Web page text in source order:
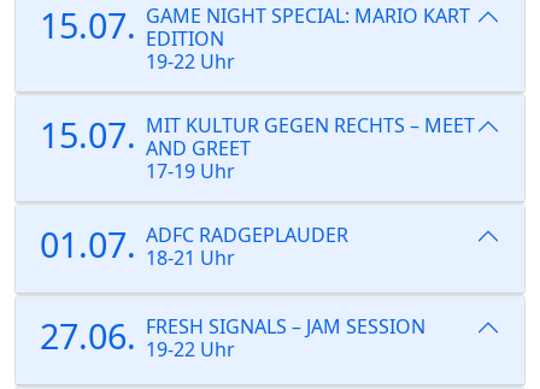
15.07. GAME NIGHT SPECIAL: MARIO KART
EDITION
19-22 Uhr
15.07. MIT KULTUR GEGEN RECHTS – MEET
AND GREET
17-19 Uhr
01.07. ADFC RADGEPLAUDER
18-21 Uhr
27.06. FRESH SIGNALS – JAM SESSION
19-22 Uhr